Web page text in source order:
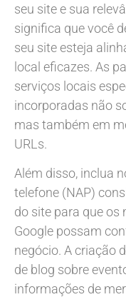
seu site e sua
significa que você
seu site esteja
local eficazes. As
serviços locais
incorporadas não
mas também em
URLs.
Além disso, inclua
telefone (NAP)
do site para que
Google possam
negócio. A criação
de blog sobre
informações de